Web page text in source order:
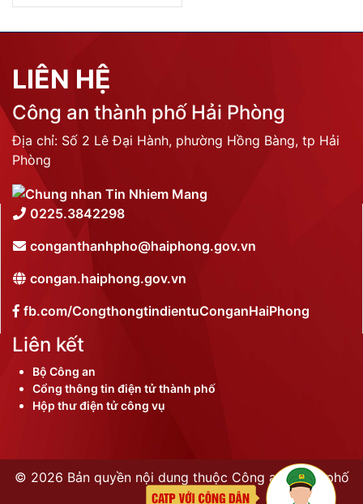
LIÊN HỆ
Công an thành phố Hải Phòng
Địa chỉ: Số 2 Lê Đại Hành, phường Hồng Bàng, tp Hải
Phòng
0225.3842298
conganthanhpho@haiphong.gov.vn
congan.haiphong.gov.vn
fb.com/CongthongtindientuConganHaiPhong
Liên kết
Bộ Công an
Cổng thông tin điện tử thành phố
Hộp thư điện tử công vụ
© 2026 Bản quyền nội dung thuộc Công an thành phố
Hải Phòng